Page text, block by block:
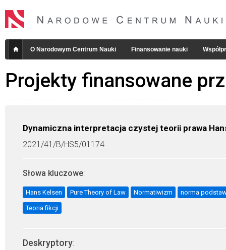
O Narodowym Centrum Nauki Finansowanie nauki
Projekty finansowane
Dynamiczna interpretacja czystej teorii prawa
2021/41/B/HS5/01174
Słowa kluczowe:
Hans Kelsen Pure Theory of Law Normatiwizm norma
Teoria fikcji
Deskryptory: